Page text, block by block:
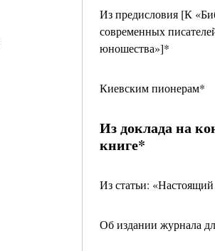
Из предисловия [К
современных
юношества»]*
Киевским пионерам*
Из доклада на
книге*
Из статьи:
Об издании журнала